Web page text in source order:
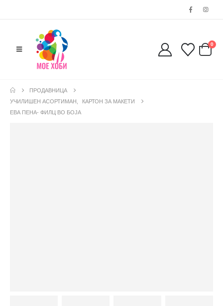
0
ПРОДАВНИЦА
УЧИЛИШЕН АСОРТИМАН
КАРТОН ЗА МАКЕТИ
ЕВА ПЕНА- ФИЛЦ ВО БОЈА